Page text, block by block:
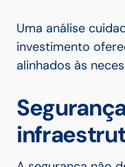
Uma análise
investimento
alinhados às